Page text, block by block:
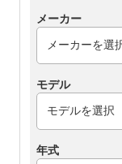
メーカー
モデル
年式